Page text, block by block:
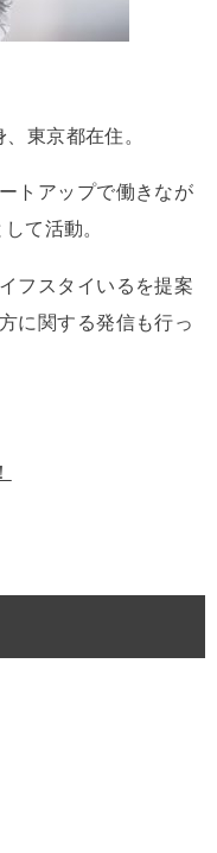
東京都在住。
トアップで働きなが
て活動。
フスタイいるを提案
に関する発信も行っ